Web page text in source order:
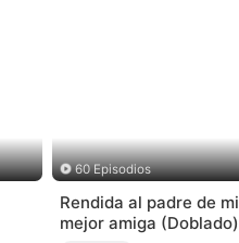
60 Episodios
Rendida al padre de mi
mejor amiga (Doblado)